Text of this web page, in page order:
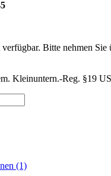
Bitte nehmen
Kleinuntern.-Reg. §19
(1)